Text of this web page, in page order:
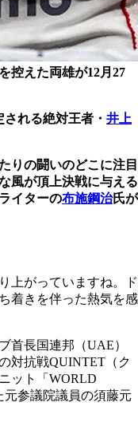
控えた両雄が12月27
れる絶対王者・ 井上
りの闘いのどこに注目
風が頂上決戦に与える
イターの布施鋼治氏が
上がっていますね。ド
着きを伴った熱気を感
首長国連邦（UAE）
対抗戦QUINTET（ク
ット「WORLD
参議院議員の須藤元